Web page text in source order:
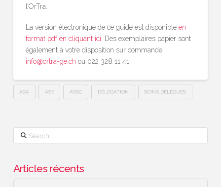
l’OrTra.
La version électronique de ce guide est disponibleen
format pdf en cliquant ici. Des exemplaires papier sont
également à votre disposition sur commande :
info@ortra-ge.ch ou 022 328 11 41.
ASA ASE ASSC DÉLÉGATION SOINS DÉLÉGUÉS
Search
Articles récents